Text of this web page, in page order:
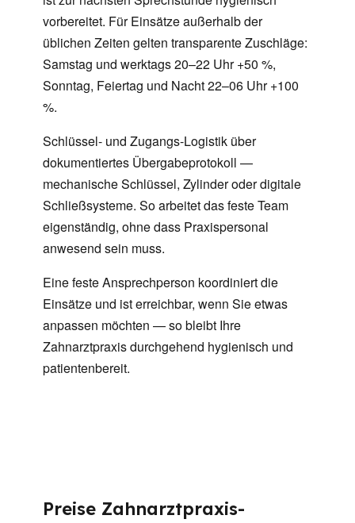
vorbereitet. Für Einsätze außerhalb der
üblichen Zeiten gelten transparente Zuschläge:
Samstag und werktags 20–22 Uhr +50 %,
Sonntag, Feiertag und Nacht 22–06 Uhr +100
%.
Schlüssel- und Zugangs-Logistik über
dokumentiertes Übergabeprotokoll —
mechanische Schlüssel, Zylinder oder digitale
Schließsysteme. So arbeitet das feste Team
eigenständig, ohne dass Praxispersonal
anwesend sein muss.
Eine feste Ansprechperson koordiniert die
Einsätze und ist erreichbar, wenn Sie etwas
anpassen möchten — so bleibt Ihre
Zahnarztpraxis durchgehend hygienisch und
patientenbereit.
Preise Zahnarztpraxis-